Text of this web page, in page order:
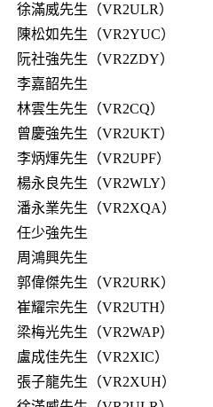
徐滿威先生（VR2ULR）
陳松如先生（VR2YUC）
阮社強先生（VR2ZDY）
李嘉韶先生
林雲生先生（VR2CQ）
曾慶強先生（VR2UKT）
李炳煇先生（VR2UPF）
楊永良先生（VR2WLY）
潘永業先生（VR2XQA）
任少強先生
周鴻興先生
郭偉傑先生（VR2URK）
崔耀宗先生（VR2UTH）
梁梅光先生（VR2WAP）
盧成佳先生（VR2XIC）
張子龍先生（VR2XUH）